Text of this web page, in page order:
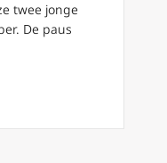
twee jonge
De paus
jonge mensen: ‘Laat